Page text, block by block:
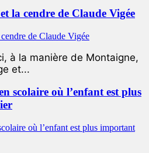
la cendre de Claude Vigée
à la manière de Montaigne,
et...
scolaire où l’enfant est plus